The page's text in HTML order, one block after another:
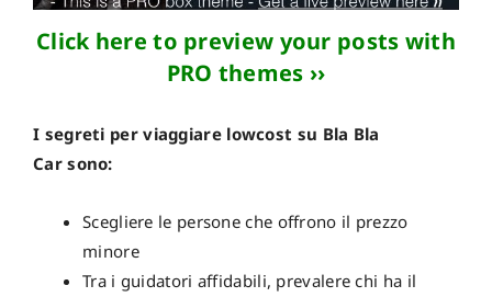
Click here to preview your posts with
PRO themes ››
I segreti per viaggiare lowcost su Bla Bla
Car sono:
Scegliere le persone che offrono il prezzo
minore
Tra i guidatori affidabili, prevalere chi ha il